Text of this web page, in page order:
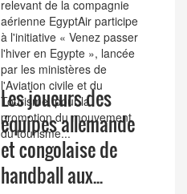
relevant de la compagnie
aérienne EgyptAir participe
à l'initiative « Venez passer
l'hiver en Egypte », lancée
par les ministères de
l'Aviation civile et du
Tourisme, pour la
promotion du mouvement
du tourisme...
Les joueurs des
équipes allemande
et congolaise de
handball aux...